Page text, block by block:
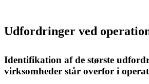
Udfordringer ved
Identifikation af de største
virksomheder står overfor i